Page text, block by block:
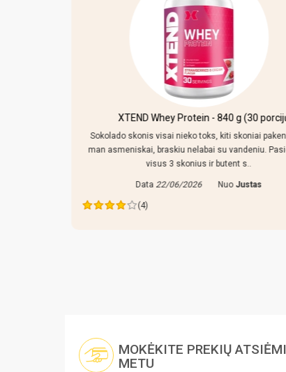
XTEND Whey Protein - 840 g (30 porcijų)
Sokolado skonis visai nieko toks, kiti skoniai pakenciami
man asmeniskai, braskiu nelabai su vandeniu. Pasiemiau
visus 3 skonius ir butent s..
22/06/2026 NuoJustas
(4)
MOKĖKITE PREKIŲ
METU